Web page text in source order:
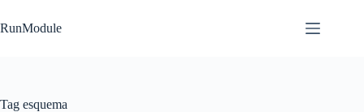
to
content
RunModule
Tag esquema